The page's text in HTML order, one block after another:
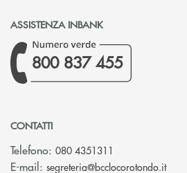
ASSISTENZA INBANK
800 837 455
CONTATTI
Telefono: 080 4351311
E-mail: segreteria@bcclocorotondo.it(si